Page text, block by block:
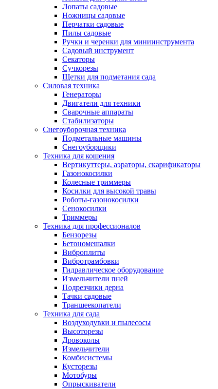
Лопаты садовые
Ножницы садовые
Перчатки садовые
Пилы садовые
Ручки и черенки для миниинструмента
Садовый инструмент
Секаторы
Сучкорезы
Щетки для подметания сада
Силовая техника
Генераторы
Двигатели для техники
Сварочные аппараты
Стабилизаторы
Снегоуборочная техника
Подметальные машины
Снегоуборщики
Техника для кошения
Вертикуттеры, аэраторы, скарификаторы
Газонокосилки
Колесные триммеры
Косилки для высокой травы
Роботы-газонокосилки
Сенокосилки
Триммеры
Техника для профессионалов
Бензорезы
Бетономешалки
Виброплиты
Вибротрамбовки
Гидравлическое оборудование
Измельчители пней
Подрезчики дерна
Тачки садовые
Траншеекопатели
Техника для сада
Воздуходувки и пылесосы
Высоторезы
Дровоколы
Измельчители
Комбисистемы
Кусторезы
Мотобуры
Опрыскиватели